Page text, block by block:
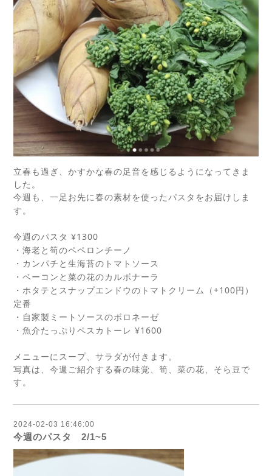
立春も過ぎ、かすかな春の足音を感じるようになってきま
した。
今週も、一足お先に春の素材を使ったパスタをお届けしま
す。
今週のパスタ ¥1300
・海老と筍のペペロンチーノ
・カンパチと生海苔のトマトソース
・ベーコンと菜の花のカルボナーラ
・ホタテとスナップエンドウのトマトクリーム（+100円）
定番
・自家製ミートソースのボロネーゼ
・魚介たっぷりペスカトーレ ¥1600
メニューにスープ、サラダが付きます。
写真は、今週ご紹介する春の味覚、筍、菜の花、そら豆で
す。
2024-02-03 16:46:00
今週のパスタ 2/1~5